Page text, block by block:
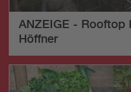
ANZEIGE - Rooftop
Höffner